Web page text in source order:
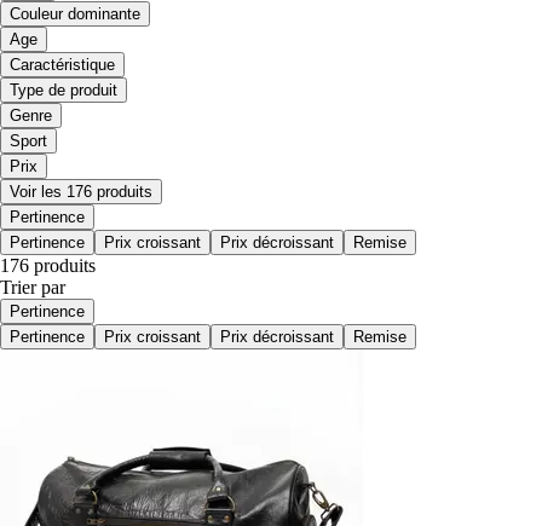
Couleur dominante
Age
Caractéristique
Type de produit
Genre
Sport
Prix
Voir les 176 produits
Pertinence
Pertinence
Prix croissant Prix décroissant Remise
176 produits
Trier par
Pertinence
Pertinence
Prix croissant Prix décroissant Remise